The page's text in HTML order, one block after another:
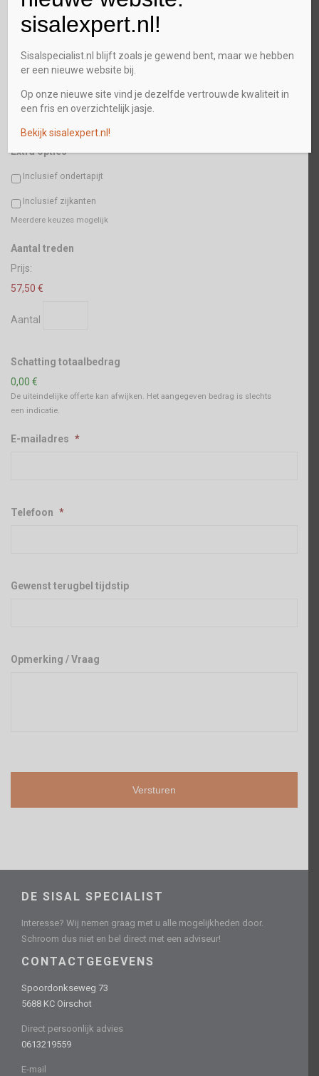
Extra opties
Inclusief ondertapijt
Inclusief zijkanten
Meerdere keuzes mogelijk
Aantal treden
Prijs:
57,50 €
Aantal
Schatting totaalbedrag
0,00 €
De uiteindelijke offerte kan afwijken. Het aangegeven bedrag is slechts
een indicatie.
E-mailadres *
Telefoon *
Gewenst terugbel tijdstip
Opmerking / Vraag
DE SISAL SPECIALIST
Interesse? Wij nemen graag met u alle mogelijkheden door.
Schroom dus niet en bel direct met een adviseur!
CONTACTGEGEVENS
Spoordonkseweg 73
5688 KC Oirschot
Direct persoonlijk advies
0613219559
E-mail
sisalexpert.nl!
Sisalspecialist.nl blijft zoals je gewend bent, maar we hebben
er een nieuwe website bij.
Op onze nieuwe site vind je dezelfde vertrouwde kwaliteit in
een fris en overzichtelijk jasje.
Bekijk sisalexpert.nl!